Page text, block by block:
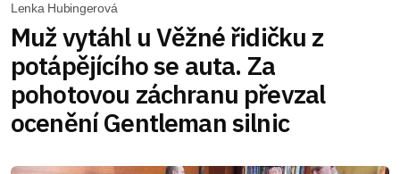
Lenka Hubingerová
Muž vytáhl u Věžné řidičku z
potápějícího se auta. Za
pohotovou záchranu převzal
ocenění Gentleman silnic